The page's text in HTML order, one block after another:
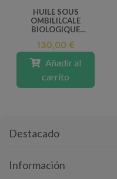
HUILE SOUS
OMBILILCALE
BIOLOGIQUE
130,00 €
Añadir al
carrito
Destacado
Información